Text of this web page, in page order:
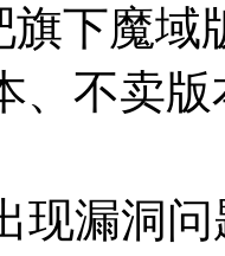
旗下魔
、不卖版
现漏洞